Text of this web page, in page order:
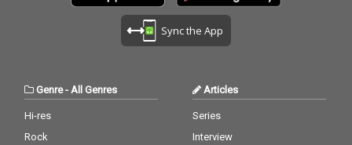
Sync the App
Genre-All Genres
Hi-res
Rock
Articles
Series
Interview